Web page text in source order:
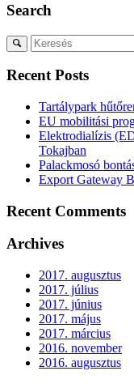
Search
Recent Posts
Tartálypark
EU mobilitási
Elektrodialízis
Tokajban
Palackmosó
Export Gateway
Recent Comments
Archives
2017. augusztus
2017. július
2017. június
2017. május
2017. március
2016. november
2016. augusztus